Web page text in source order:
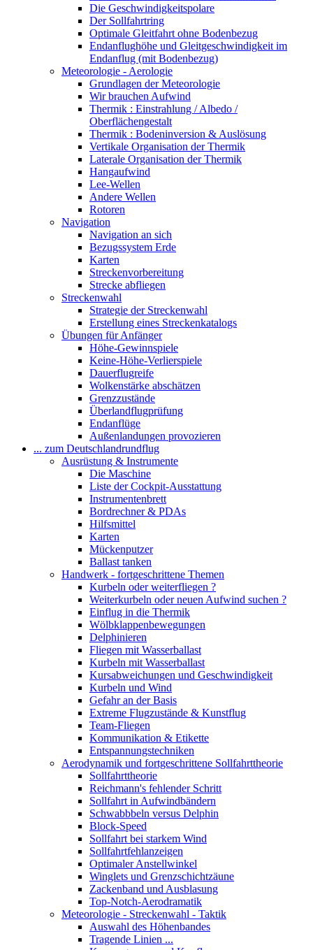
Die Geschwindigkeitspolare
Der Sollfahrtring
Optimale Gleitfahrt ohne Bodenbezug
Endanflughöhe und Gleitgeschwindigkeit im
Endanflug (mit Bodenbezug)
Meteorologie - Aerologie
Grundlagen der Meteorologie
Wir brauchen Aufwind
Thermik : Einstrahlung / Albedo /
Oberflächengestalt
Thermik : Bodeninversion & Auslösung
Vertikale Organisation der Thermik
Laterale Organisation der Thermik
Hangaufwind
Lee-Wellen
Andere Wellen
Rotoren
Navigation
Navigation an sich
Bezugssystem Erde
Karten
Streckenvorbereitung
Strecke abfliegen
Streckenwahl
Strategie der Streckenwahl
Erstellung eines Streckenkatalogs
Übungen für Anfänger
Höhe-Gewinnspiele
Keine-Höhe-Verlierspiele
Dauerflugreife
Wolkenstärke abschätzen
Grenzzustände
Überlandflugprüfung
Endanflüge
Außenlandungen provozieren
... zum Deutschlandrundflug
Ausrüstung & Instrumente
Die Maschine
Liste der Cockpit-Ausstattung
Instrumentenbrett
Bordrechner & PDAs
Hilfsmittel
Karten
Mückenputzer
Ballast tanken
Handwerk - fortgeschrittene Themen
Kurbeln oder weiterfliegen ?
Weiterkurbeln oder neuen Aufwind suchen ?
Einflug in die Thermik
Wölbklappenbewegungen
Delphinieren
Fliegen mit Wasserballast
Kurbeln mit Wasserballast
Kursabweichungen und Geschwindigkeit
Kurbeln und Wind
Gefahr an der Basis
Extreme Flugzustände & Kunstflug
Team-Fliegen
Kommunikation & Etikette
Entspannungstechniken
Aerodynamik und fortgeschrittene Sollfahrttheorie
Sollfahrttheorie
Reichmann's fehlender Schritt
Sollfahrt in Aufwindbändern
Schwabbbeln versus Delphin
Block-Speed
Sollfahrt bei starkem Wind
Sollfahrtfehlanzeigen
Optimaler Anstellwinkel
Winglets und Grenzschichtzäune
Zackenband und Ausblasung
Top-Notch-Aerodramatik
Meteorologie - Streckenwahl - Taktik
Auswahl des Höhenbandes
Tragende Linien ...